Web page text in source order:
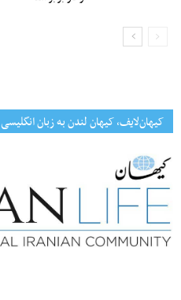
کیهان‌لایف، کیهان لندن به زبان انگلیسی